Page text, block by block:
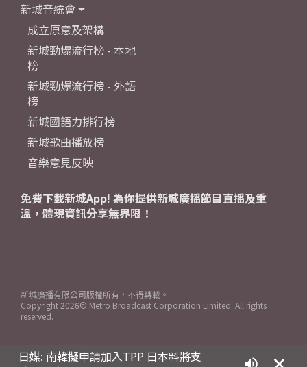
日媒: 南韓擬申請加入TPP 日本料將支
新城音統會
成立原意及架構
新城勁爆流行榜 - 本地
榜
新城勁爆流行榜 - 外語
榜
新城國語力排行榜
新城歌曲播放榜
音樂意見反映
免費下載新城App! 為你提供新城廣播節目直播及重
溫，體現資訊分享無界限！
新城廣播有限公司版權所有，不得轉載。
Copyright 2026© Metro Broadcast Corporation Limited. All rights
reserved.